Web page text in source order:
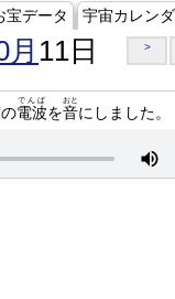
宝データ 宇宙カレン
11日 >
の電波
でんぱ
を音
おと
にしました。